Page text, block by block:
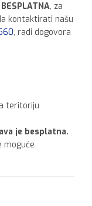
BESPLATNA, za
kontaktirati našu
, radi dogovora
teritoriju
je besplatna.
moguće